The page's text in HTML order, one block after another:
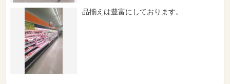
品揃えは豊富にしております。